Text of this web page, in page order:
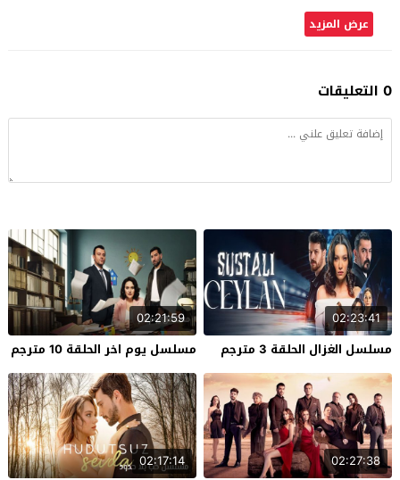
عرض المزيد
0 التعليقات
02:23:41
مسلسل الغزال الحلقة 3 مترجم
02:21:59
مسلسل يوم اخر الحلقة 10 مترجم
02:27:38
02:17:14